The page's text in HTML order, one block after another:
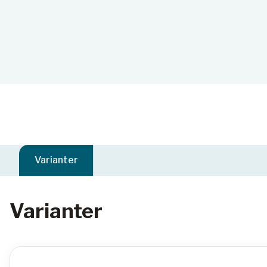
Varianter
Varianter